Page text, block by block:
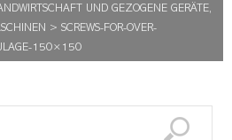
UND GEZOGENE GERÄTE,
> SCREWS-FOR-OVER-
150×150